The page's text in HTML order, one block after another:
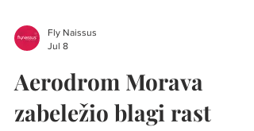
Aerodrom Morava